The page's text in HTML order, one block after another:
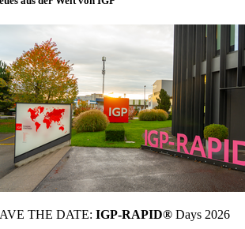
THE DATE: IGP-RAPID® Days 2026